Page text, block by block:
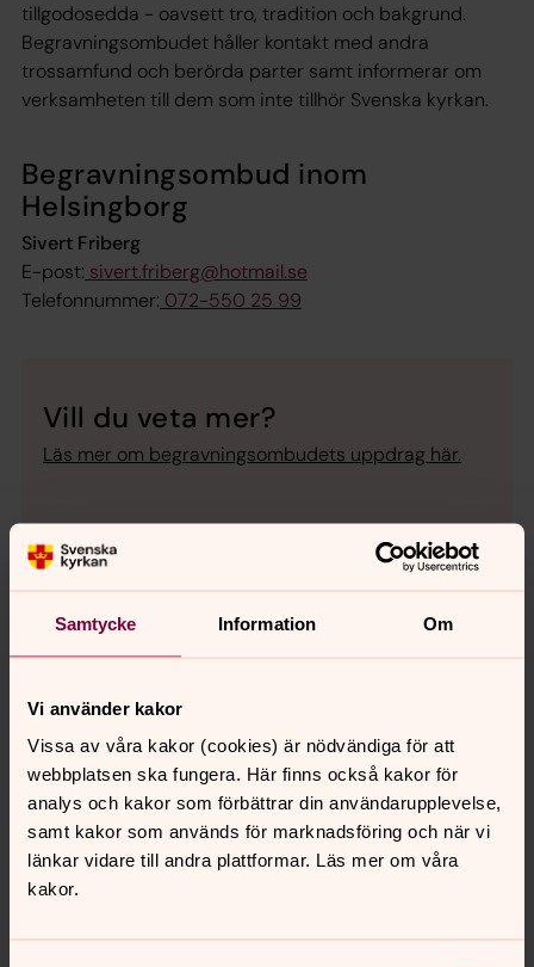
Samtycke Information Om
Vi använder kakor
Vissa av våra kakor (cookies) är nödvändiga för att
webbplatsen ska fungera. Här finns också kakor för
analys och kakor som förbättrar din användarupplevelse,
samt kakor som används för marknadsföring och när vi
länkar vidare till andra plattformar. Läs mer om våra
kakor.
tillgodosedda - oavsett tro, tradition och bakgrund.
Begravningsombudet håller kontakt med andra
trossamfund och berörda parter samt informerar om
verksamheten till dem som inte tillhör Svenska kyrkan.
Begravningsombud inom
Helsingborg
Sivert Friberg
E-post: sivert.friberg@hotmail.se
Telefonnummer: 072-550 25 99
Vill du veta mer?
Läs mer om begravningsombudets uppdrag här.
Så styrs
begravningsverksamheten
Begravningsverksamheten styrs av
Frågor som rör begravning samt
heter kyrkogårdsutskottet. Representanter från det
utskottet finns med i kyrkorådet som är
kyrkofullmäktiges styrelse i ditt pastorat. I
uppdraget ingår likaså att se till att besluten som
tas i kyrkoråd eller kyrkofullmäktige följer
begravningslagen.